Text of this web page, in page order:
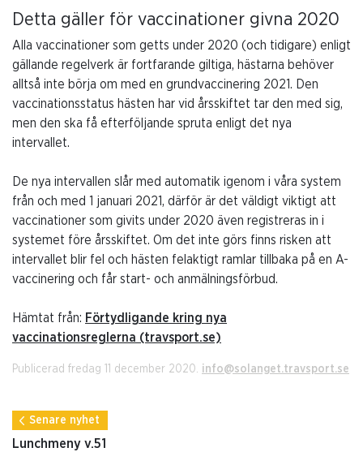
Detta gäller för vaccinationer givna 2020
Alla vaccinationer som getts under 2020 (och tidigare) enligt
gällande regelverk är fortfarande giltiga, hästarna behöver
alltså inte börja om med en grundvaccinering 2021. Den
vaccinationsstatus hästen har vid årsskiftet tar den med sig,
men den ska få efterföljande spruta enligt det nya
intervallet.
De nya intervallen slår med automatik igenom i våra system
från och med 1 januari 2021, därför är det väldigt viktigt att
vaccinationer som givits under 2020 även registreras in i
systemet före årsskiftet. Om det inte görs finns risken att
intervallet blir fel och hästen felaktigt ramlar tillbaka på en A-
vaccinering och får start- och anmälningsförbud.
Hämtat från: Förtydligande kring nya
vaccinationsreglerna (travsport.se)
Publicerad fredag 11 december 2020. info@solanget.travsport.se
Senare nyhet
Lunchmeny v.51